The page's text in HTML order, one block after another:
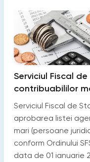
Serviciul Fiscal
contribuabililor
Serviciul Fiscal de
aprobarea listei
mari (persoane
conform Ordinului
data de 01 ianuarie